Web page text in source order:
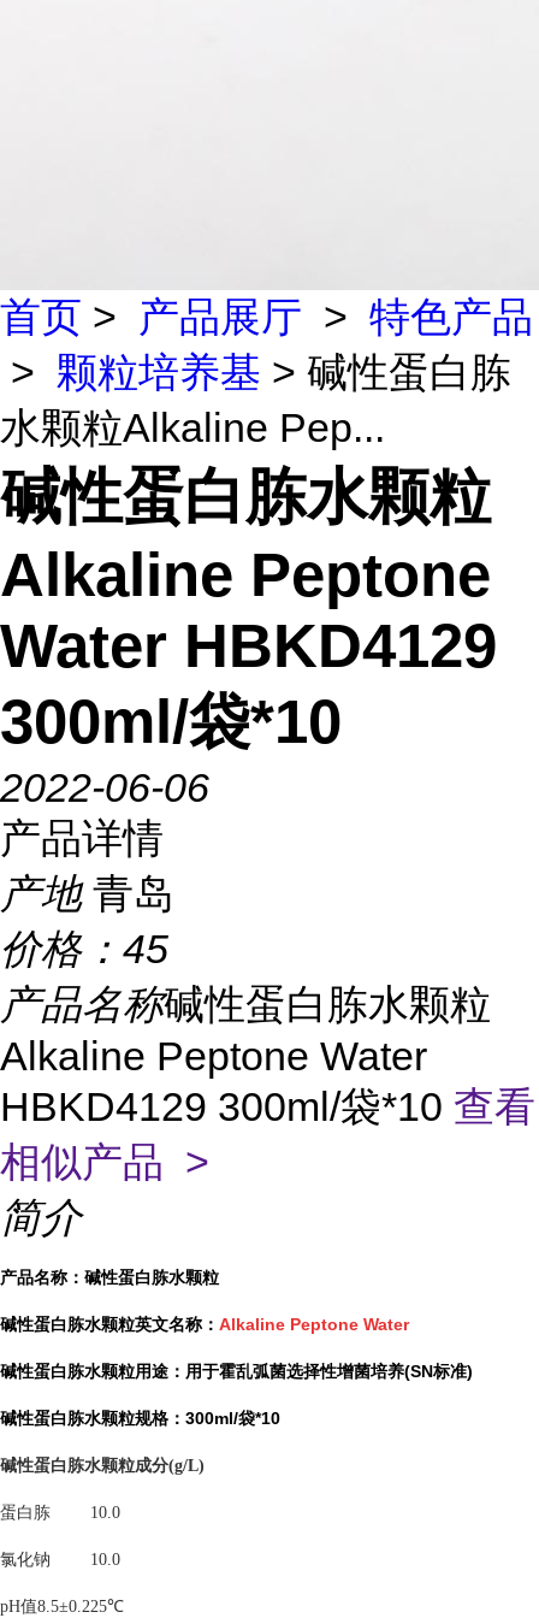
首页 > 产品展厅 > 特色产品
> 颗粒培养基 > 碱性蛋白胨
水颗粒Alkaline Pep...
碱性蛋白胨水颗粒
Alkaline Peptone
Water HBKD4129
300ml/袋*10
2022-06-06
产品详情
产地 青岛
价格： 45
产品名称碱性蛋白胨水颗粒
Alkaline Peptone Water
HBKD4129 300ml/袋*10 查看
相似产品 >
简介
产品名称：碱性蛋白胨水颗粒
碱性蛋白胨水颗粒英文名称： Alkaline Peptone Water
碱性蛋白胨水颗粒用途：用于霍乱弧菌选择性增菌培养(SN标准)
碱性蛋白胨水颗粒规格：300ml/袋*10
碱性蛋白胨水颗粒成分(g/L)
蛋白胨 10.0
氯化钠 10.0
pH值8.5±0.225℃